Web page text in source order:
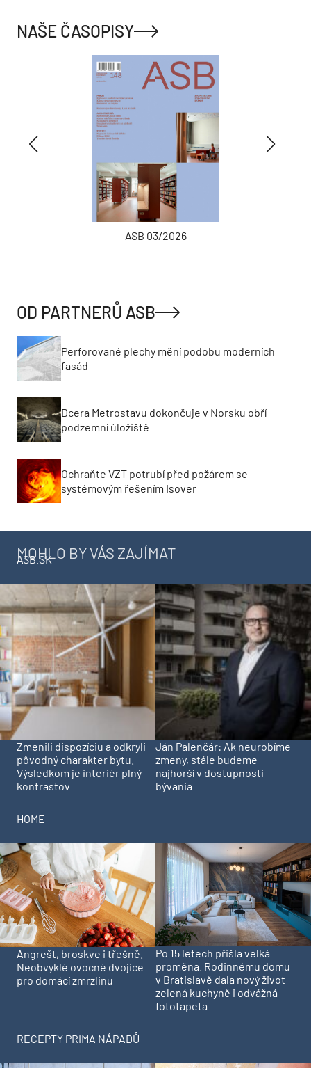
NAŠE ČASOPISY
ASB 03/2026
OD PARTNERŮ ASB
Perforované plechy mění podobu moderních
fasád
Dcera Metrostavu dokončuje v Norsku obří
podzemní úložiště
Ochraňte VZT potrubí před požárem se
systémovým řešením Isover
MOHLO BY VÁS ZAJÍMAT
ASB.SK
Zmenili dispozíciu a odkryli
pôvodný charakter bytu.
Výsledkom je interiér plný
kontrastov
Ján Palenčár: Ak neurobíme
zmeny, stále budeme
najhorší v dostupnosti
bývania
HOME
Angrešt, broskve i třešně.
Neobvyklé ovocné dvojice
pro domácí zmrzlinu
Po 15 letech přišla velká
proměna. Rodinnému domu
v Bratislavě dala nový život
zelená kuchyně i odvážná
fototapeta
RECEPTY PRIMA NÁPADŮ